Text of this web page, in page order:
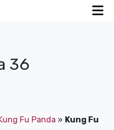
36
Fu Panda » Kung Fu